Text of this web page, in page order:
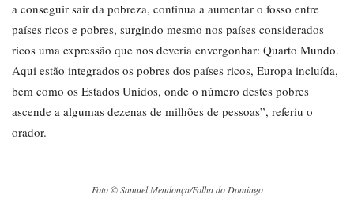
a conseguir sair da pobreza, continua a aumentar o fosso entre
países ricos e pobres, surgindo mesmo nos países considerados
ricos uma expressão que nos deveria envergonhar: Quarto Mundo.
Aqui estão integrados os pobres dos países ricos, Europa incluída,
bem como os Estados Unidos, onde o número destes pobres
ascende a algumas dezenas de milhões de pessoas”, referiu o
orador.
Foto © Samuel Mendonça/Folha do Domingo